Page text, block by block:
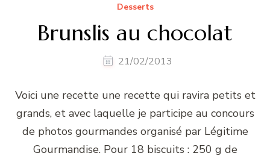
Desserts
Brunslis au chocolat
21/02/2013
Voici une recette une recette qui ravira petits et
grands, et avec laquelle je participe au concours
de photos gourmandes organisé par Légitime
Gourmandise. Pour 18 biscuits : 250 g de